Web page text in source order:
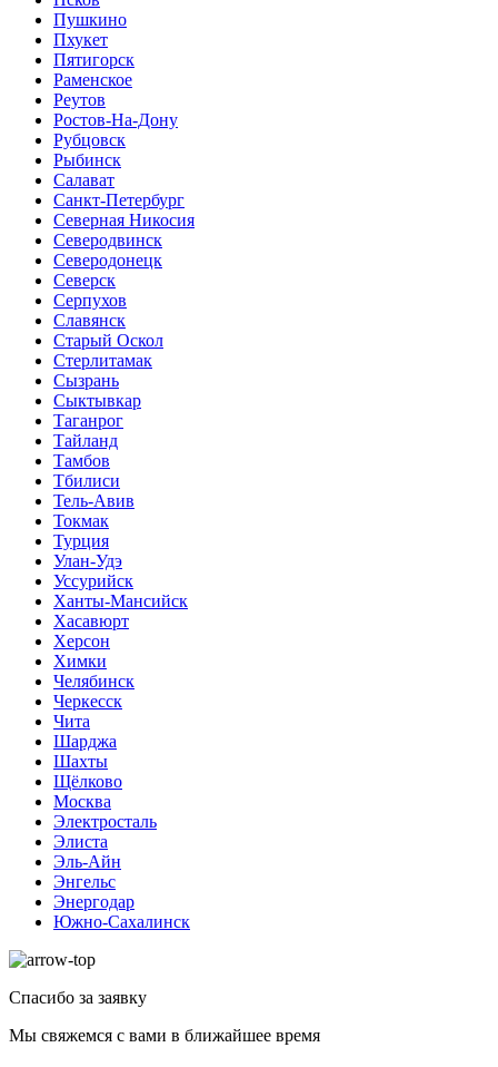
Пушкино
Пхукет
Пятигорск
Раменское
Реутов
Ростов-На-Дону
Рубцовск
Рыбинск
Салават
Санкт-Петербург
Северная Никосия
Северодвинск
Северодонецк
Северск
Серпухов
Славянск
Старый Оскол
Стерлитамак
Сызрань
Сыктывкар
Таганрог
Тайланд
Тамбов
Тбилиси
Тель-Авив
Токмак
Турция
Улан-Удэ
Уссурийск
Ханты-Мансийск
Хасавюрт
Херсон
Химки
Челябинск
Черкесск
Чита
Шарджа
Шахты
Щёлково
Москва
Электросталь
Элиста
Эль-Айн
Энгельс
Энергодар
Южно-Сахалинск
Спасибо за заявку
Мы свяжемся с вами в ближайшее время